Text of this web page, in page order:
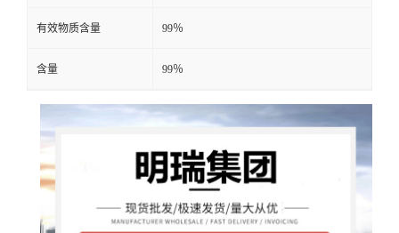
有效物质含量 99％
含量 99％